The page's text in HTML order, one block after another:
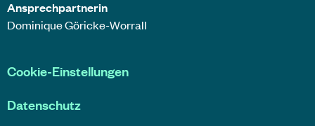
Ansprechpartnerin
Dominique Göricke-Worrall
Cookie-Einstellungen
Datenschutz